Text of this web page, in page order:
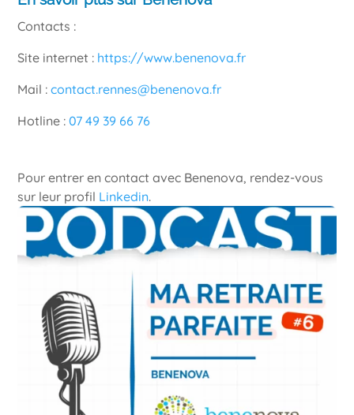
Contacts :
Site internet : https://www.benenova.fr
Mail :contact.rennes@benenova.fr
Hotline :07 49 39 66 76
Pour entrer en contact avec Benenova, rendez-vous
sur leur profil Linkedin.